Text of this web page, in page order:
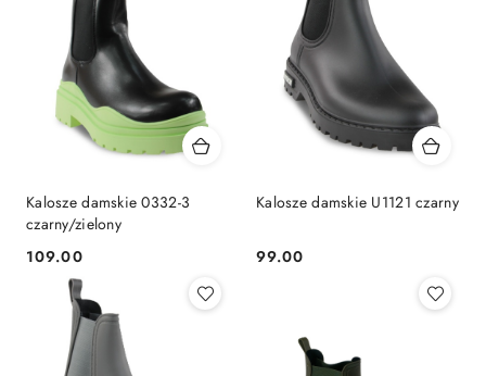
Kalosze damskie 0332-3
czarny/zielony
Cena:
109.00
Kalosze damskie U1121 czarny
Cena:
99.00